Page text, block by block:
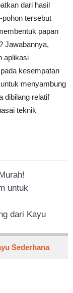
dari hasil
pohon tersebut
papan
Jawabannya,
aplikasi
kesempatan
menyambung
dibilang relatif
teknik
untuk
dari Kayu
Sederhana